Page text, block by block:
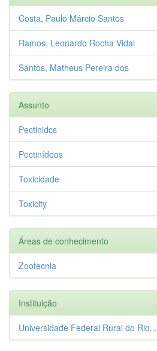
Costa, Paulo Márcio Santos
Ramos, Leonardo Rocha Vidal
Santos, Matheus Pereira dos
Assunto
Pectinidcs
Pectinídeos
Toxicidade
Toxicity
Áreas de conhecimento
Zootecnia
Instituição
Universidade Federal Rural do Rio...